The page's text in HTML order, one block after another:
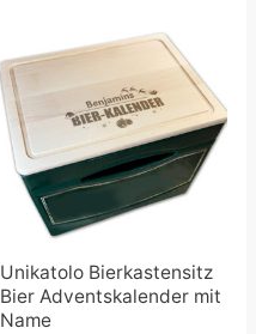
Unikatolo Bierkastensitz
Bier Adventskalender mit
Name